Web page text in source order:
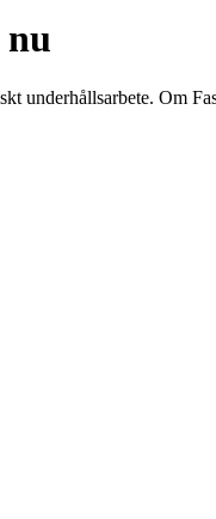
underhållsarbete. Om